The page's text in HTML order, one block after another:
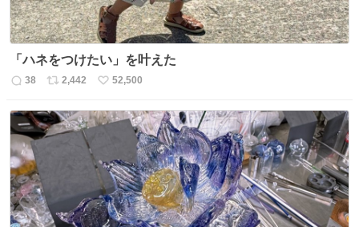
「ハネをつけたい」を叶えた
返
数
38
リ
ス
ト
2,442
い
ね
52,500